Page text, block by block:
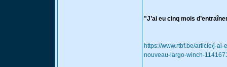
"J’ai eu cinq mois
https://www.rtbf.be/article/j-
nouveau-largo-winch-